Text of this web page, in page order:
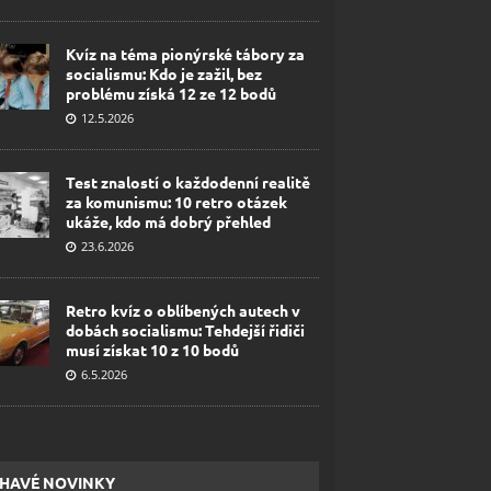
Kvíz na téma pionýrské tábory za
socialismu: Kdo je zažil, bez
problému získá 12 ze 12 bodů
12.5.2026
Test znalostí o každodenní realitě
za komunismu: 10 retro otázek
ukáže, kdo má dobrý přehled
23.6.2026
Retro kvíz o oblíbených autech v
dobách socialismu: Tehdejší řidiči
musí získat 10 z 10 bodů
6.5.2026
NOVINKY